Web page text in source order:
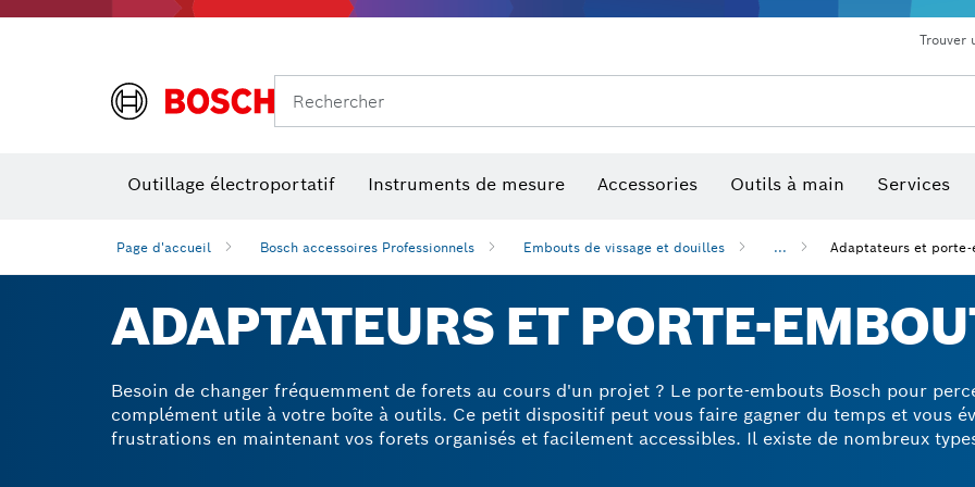
Trouver
Rechercher
Outillage électroportatif Instruments de mesure Accessories Outils à main Services
Page d'accueil Bosch accessoires Professionnels Embouts de vissage et douilles ... Adaptateurs et porte-
ADAPTATEURS ET PORTE-
Besoin de changer fréquemment de forets au cours d'un projet ? Le porte-embouts Bosch pour
complément utile à votre boîte à outils. Ce petit dispositif peut vous faire gagner du temps et vous
frustrations en maintenant vos forets organisés et facilement accessibles. Il existe de nombreux